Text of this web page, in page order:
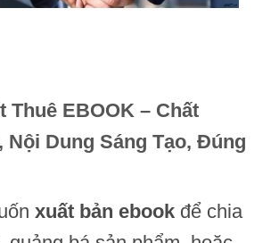
Thuê EBOOK – Chất
Nội Dung Sáng Tạo, Đúng
xuất bản ebook để chia